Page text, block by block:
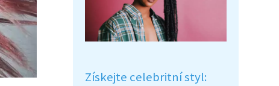
Získejte celebritní styl: